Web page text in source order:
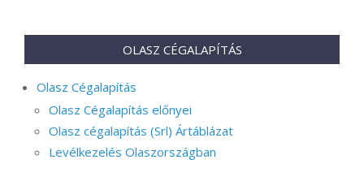
OLASZ CÉGALAPÍTÁS
Olasz Cégalapítás
Olasz Cégalapítás előnyei
Olasz cégalapítás (Srl) Ártáblázat
Levélkezelés Olaszországban